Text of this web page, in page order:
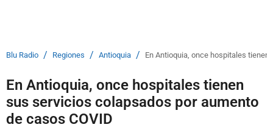
Blu Radio / Regiones / Antioquia / En Antioquia, once hospitales
En Antioquia, once hospitales tienen
sus servicios colapsados por aumento
de casos COVID